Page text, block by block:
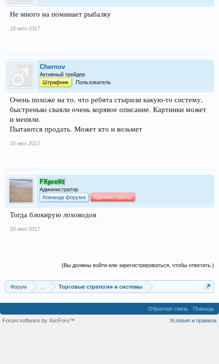
Не много на поминает рыбалку
18 июл 2017
Chernov
Активный трейдер
Штрафник
Пользователь
Очень похоже на то, что ребята стырили какую-то систему,
быстренько сваяли очень корявое описание. Картинки может
и меняли.
Пытаются продать. Может кто и возьмет
20 июл 2017
FXprofit
Администратор
Команда форума
Администратор
Тогда блокирую лоховодов
20 июл 2017
(Вы должны войти или зарегистрироваться, чтобы ответить.)
Форум Торговые стратегии и системы
Обратная связь
Помощь
Условия и правила
Forum software by XenForo™